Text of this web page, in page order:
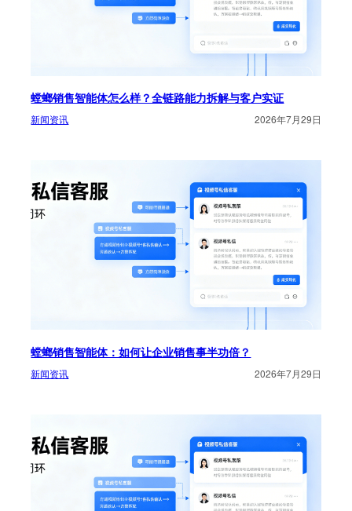
螳螂销售智能体怎么样？全链路能力拆解与客户实证
新闻资讯 2026年7月29日
螳螂销售智能体：如何让企业销售事半功倍？
新闻资讯 2026年7月29日